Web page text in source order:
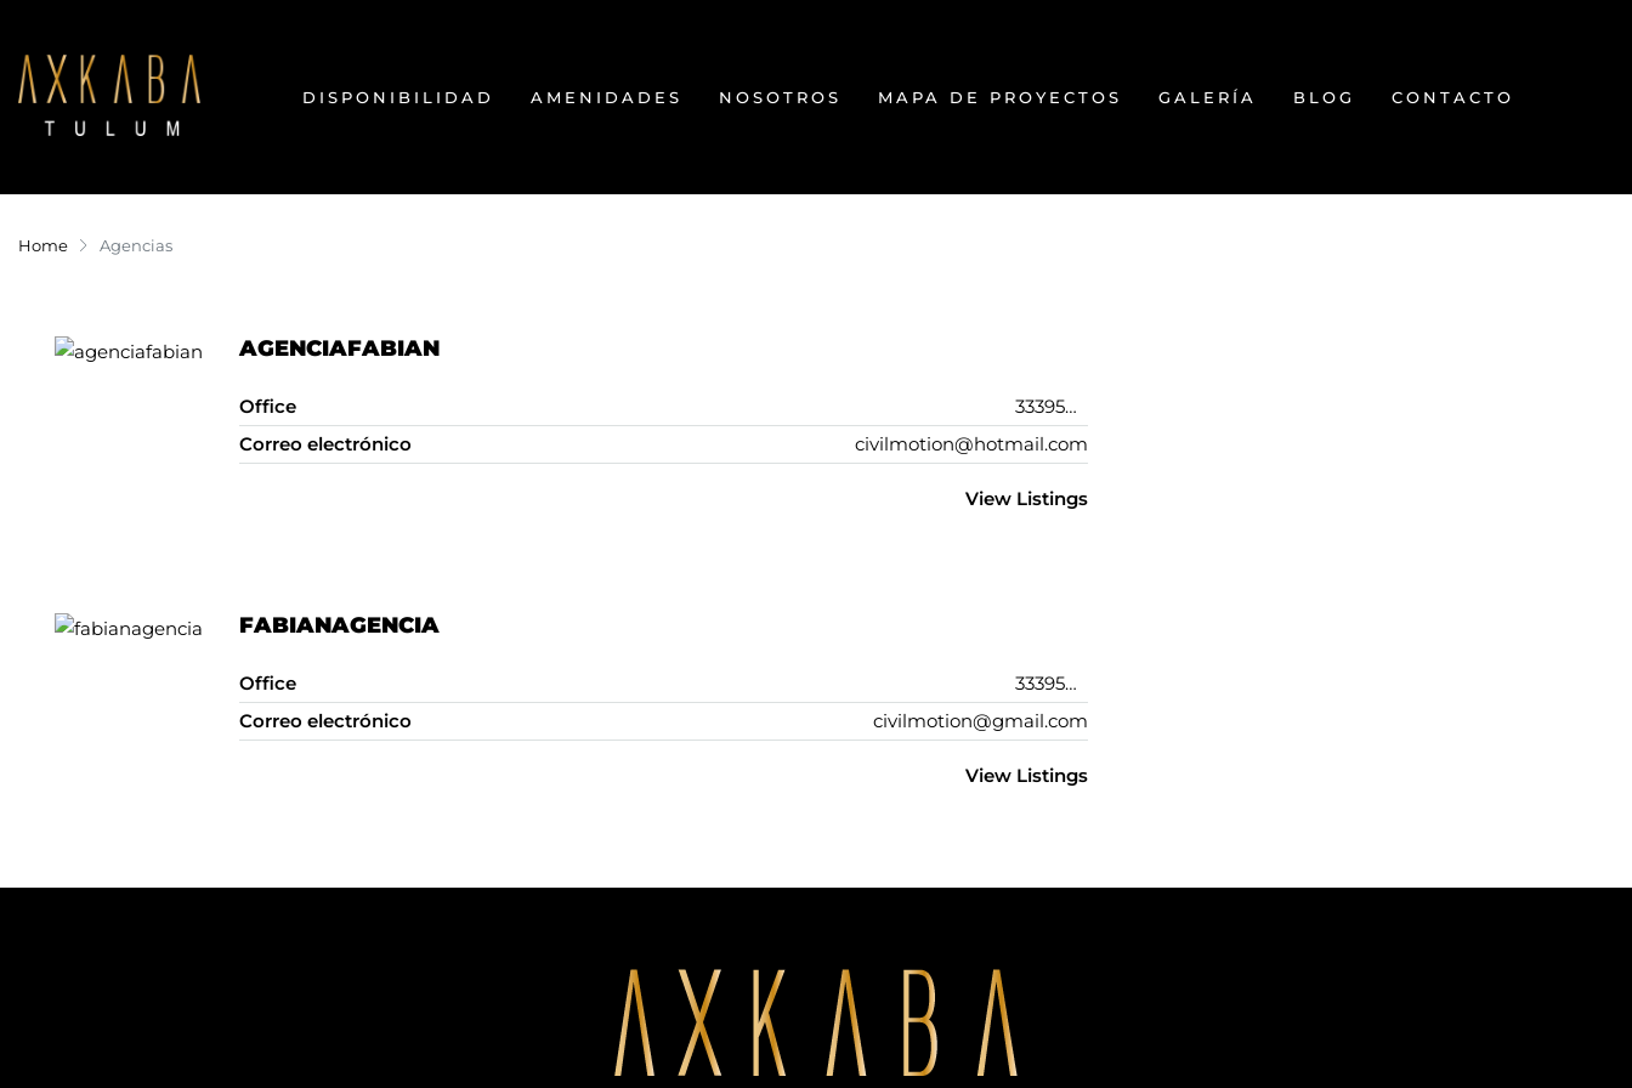
DISPONIBILIDAD AMENIDADES NOSOTROS MAPA DE PROYECTOS GALERÍA BLOG CONTACTO
Home Agencias
AGENCIAFABIAN
Office
3339541118
Correo electrónico
civilmotion@hotmail.com
View Listings
FABIANAGENCIA
Office
3339541118
Correo electrónico
civilmotion@gmail.com
View Listings